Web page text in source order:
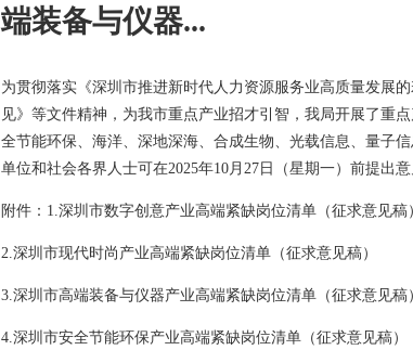
端装备与仪器...
为贯彻落实《深圳市推进新时代人力资源服务业高质量发展
见》等文件精神，为我市重点产业招才引智，我局开展了重
全节能环保、海洋、深地深海、合成生物、光载信息、量子
单位和社会各界人士可在2025年10月27日（星期一）前提出意
附件：1.深圳市数字创意产业高端紧缺岗位清单（征求意见稿
2.深圳市现代时尚产业高端紧缺岗位清单（征求意见稿）
3.深圳市高端装备与仪器产业高端紧缺岗位清单（征求意见稿
4.深圳市安全节能环保产业高端紧缺岗位清单（征求意见稿）